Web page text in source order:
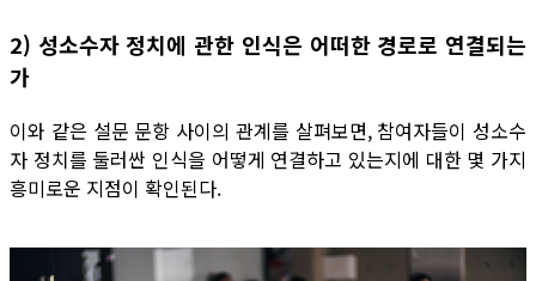
2) 성소수자 정치에 관한 인식은 어떠한 경로로 연결되는
가
이와 같은 설문 문항 사이의 관계를 살펴보면, 참여자들이 성소수
자 정치를 둘러싼 인식을 어떻게 연결하고 있는지에 대한 몇 가지
흥미로운 지점이 확인된다.